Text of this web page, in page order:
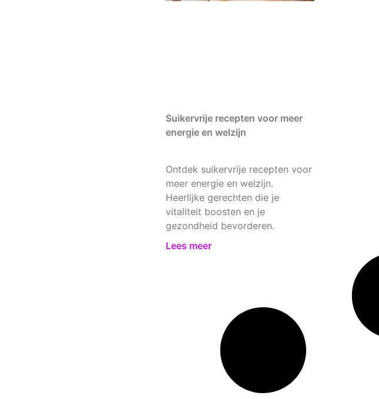
Suikervrije recepten voor meer
energie en welzijn
Ontdek suikervrije recepten voor
meer energie en welzijn.
Heerlijke gerechten die je
vitaliteit boosten en je
gezondheid bevorderen.
Lees meer